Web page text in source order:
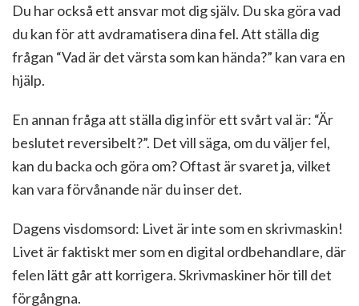
Du har också ett ansvar mot dig själv. Du ska göra vad
du kan för att avdramatisera dina fel. Att ställa dig
frågan “Vad är det värsta som kan hända?” kan vara en
hjälp.
En annan fråga att ställa dig inför ett svårt val är: “Är
beslutet reversibelt?”. Det vill säga, om du väljer fel,
kan du backa och göra om? Oftast är svaret ja, vilket
kan vara förvånande när du inser det.
Dagens visdomsord: Livet är inte som en skrivmaskin!
Livet är faktiskt mer som en digital ordbehandlare, där
felen lätt går att korrigera. Skrivmaskiner hör till det
förgångna.